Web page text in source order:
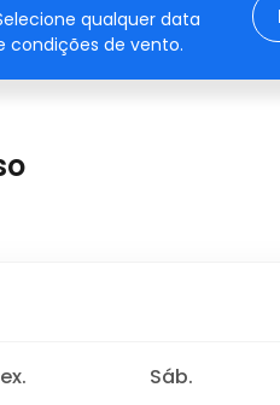
qualquer data
condições de vento.
Sáb.